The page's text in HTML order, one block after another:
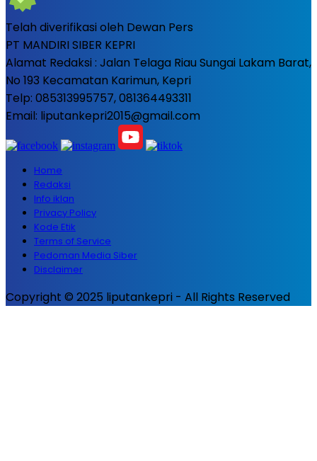
Telah diverifikasi oleh Dewan Pers
PT MANDIRI SIBER KEPRI
Alamat Redaksi : Jalan Telaga Riau Sungai Lakam Barat,
No 193 Kecamatan Karimun, Kepri
Telp: 085313995757, 081364493311
Email: liputankepri2015@gmail.com
Home
Redaksi
Info iklan
Privacy Policy
Kode Etik
Terms of Service
Pedoman Media Siber
Disclaimer
Copyright © 2025 liputankepri - All Rights Reserved